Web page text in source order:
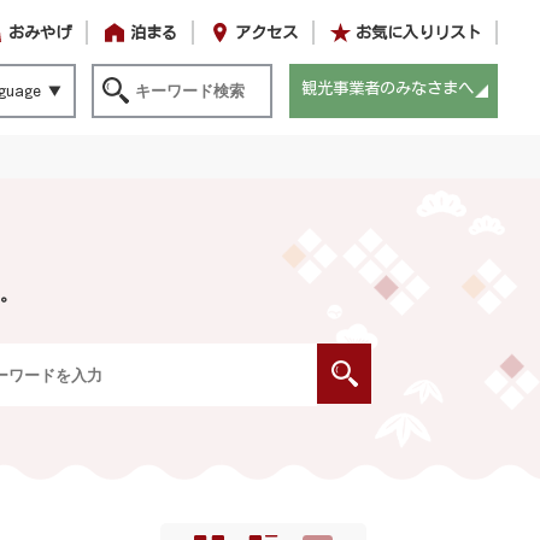
おみやげ 泊まる アクセス お気に入りリスト
観光事業者のみなさまへ